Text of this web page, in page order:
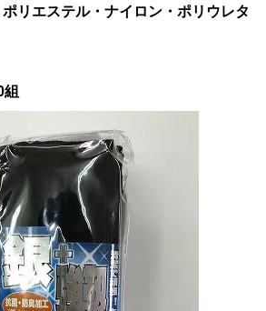
ポリエステル・ナイロン・ポリウレタ
組